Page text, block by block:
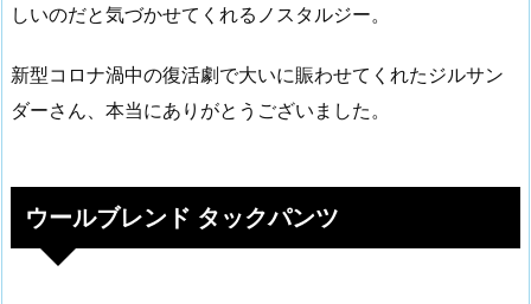
しいのだと気づかせてくれるノスタルジー。
新型コロナ渦中の復活劇で大いに賑わせてくれたジルサン
ダーさん、本当にありがとうございました。
ウールブレンド タックパンツ